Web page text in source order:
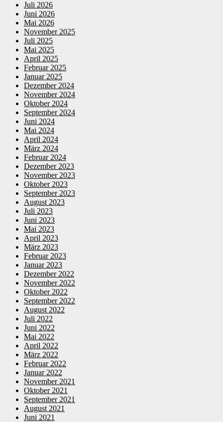
Juli 2026
Juni 2026
Mai 2026
November 2025
Juli 2025
Mai 2025
April 2025
Februar 2025
Januar 2025
Dezember 2024
November 2024
Oktober 2024
September 2024
Juni 2024
Mai 2024
April 2024
März 2024
Februar 2024
Dezember 2023
November 2023
Oktober 2023
September 2023
August 2023
Juli 2023
Juni 2023
Mai 2023
April 2023
März 2023
Februar 2023
Januar 2023
Dezember 2022
November 2022
Oktober 2022
September 2022
August 2022
Juli 2022
Juni 2022
Mai 2022
April 2022
März 2022
Februar 2022
Januar 2022
November 2021
Oktober 2021
September 2021
August 2021
Juni 2021